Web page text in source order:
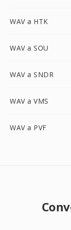
WAV a HTK
WAV a SOU
WAV a SNDR
WAV a VMS
WAV a PVF